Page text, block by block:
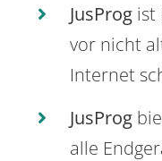
JusProg ist
vor nicht
Internet
JusProg
alle